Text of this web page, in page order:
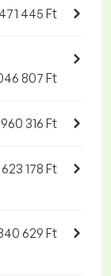
445 Ft
807 Ft
316 Ft
178 Ft
629 Ft